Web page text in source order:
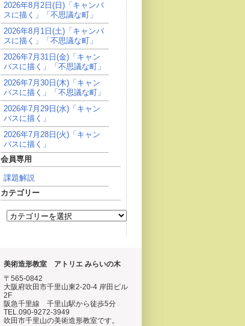
2026年8月2日(日)「キャンバ
スに描く」「不思議な町」
2026年8月1日(土)「キャンバ
スに描く」「不思議な町」
2026年7月31日(金)「キャン
バスに描く」「不思議な町」
2026年7月30日(木)「キャン
バスに描く」「不思議な町」
2026年7月29日(水)「キャン
バスに描く」
2026年7月28日(火)「キャン
バスに描く」
会員専用
課題解説
カテゴリー
美術造形教室 アトリエ みらいの木
〒565-0842
大阪府吹田市千里山東2-20-4 岸田ビル
2F
阪急千里線 千里山駅から徒歩5分
TEL.090-9272-3949
吹田市千里山の美術造形教室です。